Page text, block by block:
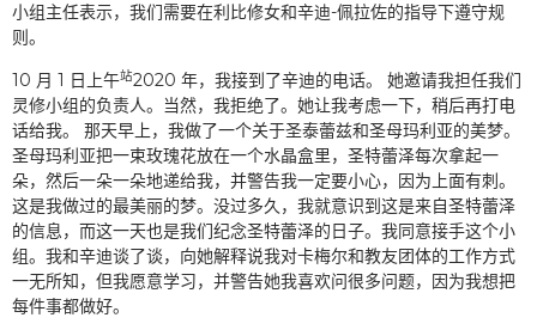
小组主任表示，我们需要在利比修女和辛迪-佩拉佐的指导下遵守规
则。
10 月 1 日上午站2020 年，我接到了辛迪的电话。 她邀请我担任我们
灵修小组的负责人。当然，我拒绝了。她让我考虑一下，稍后再打电
话给我。 那天早上，我做了一个关于圣泰蕾兹和圣母玛利亚的美梦。
圣母玛利亚把一束玫瑰花放在一个水晶盒里，圣特蕾泽每次拿起一
朵，然后一朵一朵地递给我，并警告我一定要小心，因为上面有刺。
这是我做过的最美丽的梦。没过多久，我就意识到这是来自圣特蕾泽
的信息，而这一天也是我们纪念圣特蕾泽的日子。我同意接手这个小
组。我和辛迪谈了谈，向她解释说我对卡梅尔和教友团体的工作方式
一无所知，但我愿意学习，并警告她我喜欢问很多问题，因为我想把
每件事都做好。